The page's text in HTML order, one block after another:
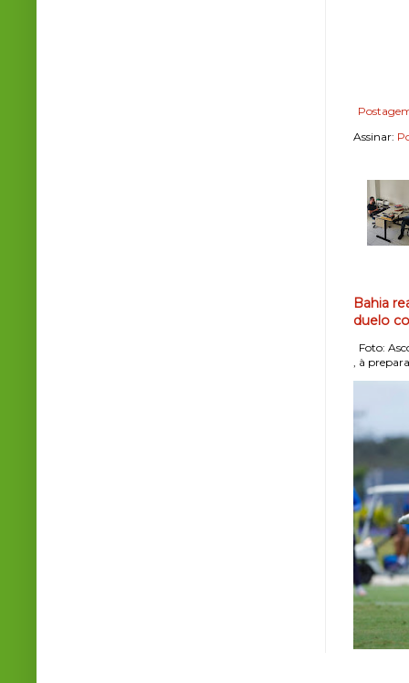
Assinar:
Bahia
duelo
Foto:
, à